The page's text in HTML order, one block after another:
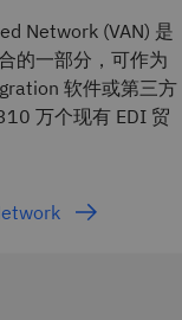
Network (VAN) 是
的一部分，可作为
软件或第三方
万个现有 EDI 贸